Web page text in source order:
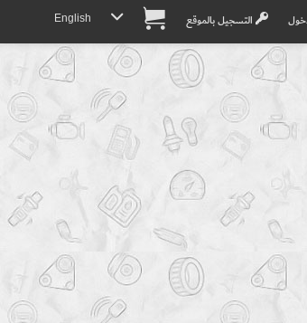
التسجيل بالموقع English